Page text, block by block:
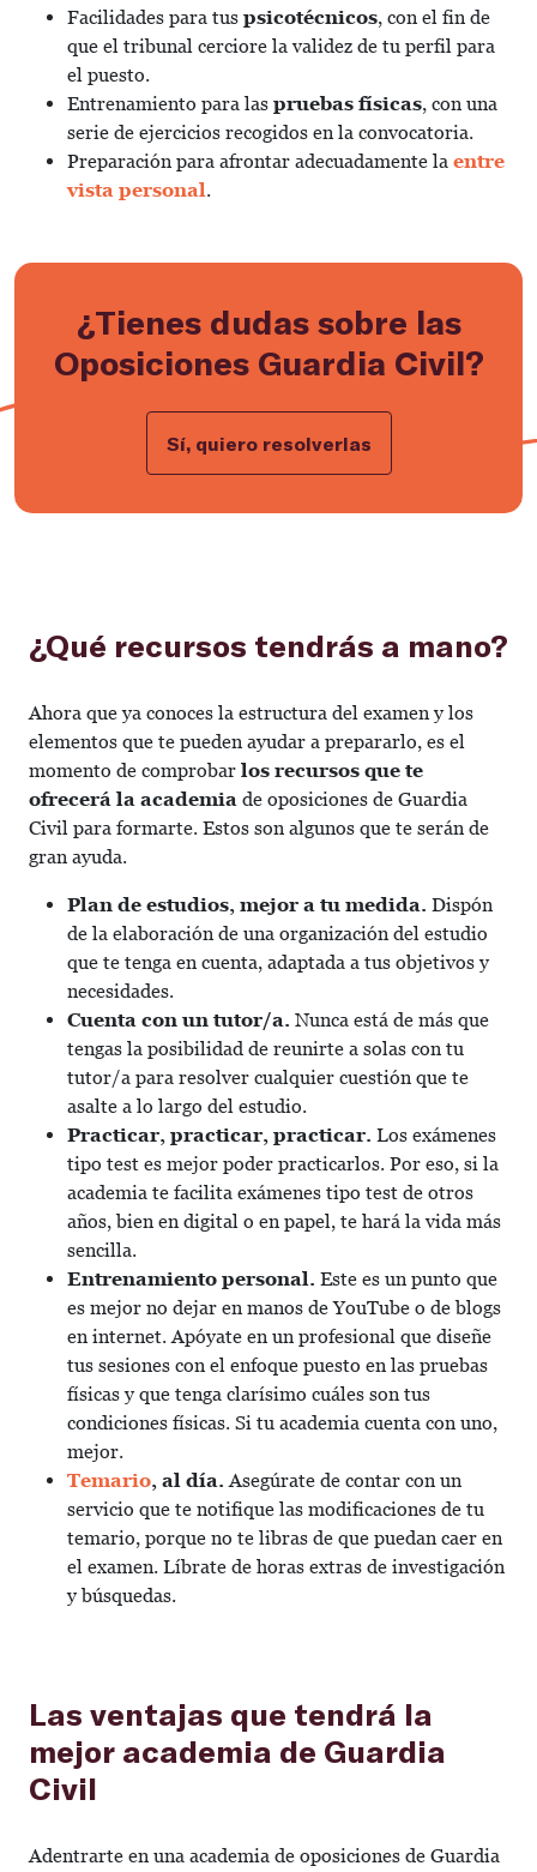
Facilidades para tus psicotécnicos, con el fin de
que el tribunal cerciore la validez de tu perfil para
el puesto.
Entrenamiento para las pruebas físicas, con una
serie de ejercicios recogidos en la convocatoria.
Preparación para afrontar adecuadamente la entre
vista personal.
¿Tienes dudas sobre las
Oposiciones Guardia Civil?
Sí, quiero resolverlas
¿Qué recursos tendrás a mano?
Ahora que ya conoces la estructura del examen y los
elementos que te pueden ayudar a prepararlo, es el
momento de comprobar los recursos que te
ofrecerá la academia de oposiciones de Guardia
Civil para formarte. Estos son algunos que te serán de
gran ayuda.
Plan de estudios, mejor a tu medida. Dispón
de la elaboración de una organización del estudio
que te tenga en cuenta, adaptada a tus objetivos y
necesidades.
Cuenta con un tutor/a. Nunca está de más que
tengas la posibilidad de reunirte a solas con tu
tutor/a para resolver cualquier cuestión que te
asalte a lo largo del estudio.
Practicar, practicar, practicar. Los exámenes
tipo test es mejor poder practicarlos. Por eso, si la
academia te facilita exámenes tipo test de otros
años, bien en digital o en papel, te hará la vida más
sencilla.
Entrenamiento personal. Este es un punto que
es mejor no dejar en manos de YouTube o de blogs
en internet. Apóyate en un profesional que diseñe
tus sesiones con el enfoque puesto en las pruebas
físicas y que tenga clarísimo cuáles son tus
condiciones físicas. Si tu academia cuenta con uno,
mejor.
Temario, al día. Asegúrate de contar con un
servicio que te notifique las modificaciones de tu
temario, porque no te libras de que puedan caer en
el examen. Líbrate de horas extras de investigación
y búsquedas.
Las ventajas que tendrá la
mejor academia de Guardia
Civil
Adentrarte en una academia de oposiciones de Guardia